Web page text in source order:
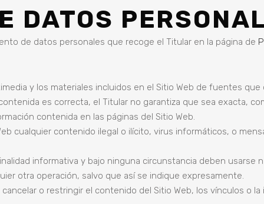
DATOS
de datos personales que recoge el Titular en la página de
y los materiales incluidos en el Sitio Web de fuentes
es correcta, el Titular no garantiza que sea exacta,
contenida en las páginas del Sitio Web.
cualquier contenido ilegal o ilícito, virus informáticos, o
informativa y bajo ninguna circunstancia deben
otra operación, salvo que así se indique expresamente.
o restringir el contenido del Sitio Web, los vínculos o